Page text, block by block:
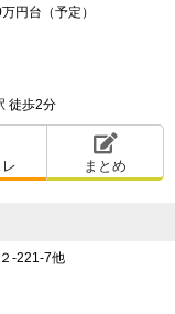
円台（予定）
徒歩2分
まとめ
-221-7他